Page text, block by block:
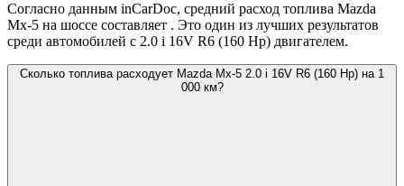
Согласно данным inCarDoc, средний расход топлива Mazda
Mx-5 на шоссе составляет . Это один из лучших результатов
среди автомобилей с 2.0 i 16V R6 (160 Hp) двигателем.
Сколько топлива расходует Mazda Mx-5 2.0 i 16V R6 (160 Hp) на 1
000 км?